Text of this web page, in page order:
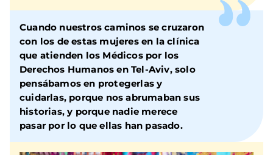
Cuando nuestros caminos se cruzaron
con los de estas mujeres en la clínica
que atienden los Médicos por los
Derechos Humanos en Tel-Aviv, solo
pensábamos en protegerlas y
cuidarlas, porque nos abrumaban sus
historias, y porque nadie merece
pasar por lo que ellas han pasado.